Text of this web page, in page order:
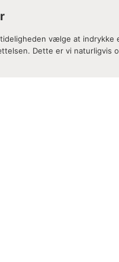
vælge at
Dette er vi naturligvis